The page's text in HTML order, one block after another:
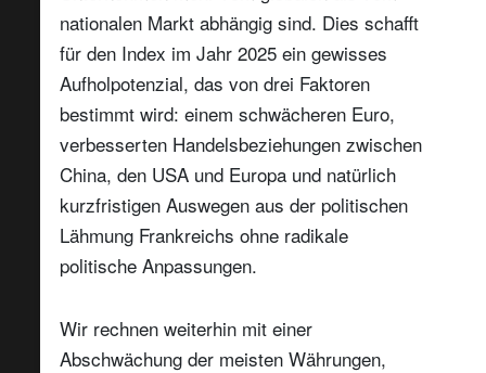
nationalen Markt abhängig sind. Dies schafft
für den Index im Jahr 2025 ein gewisses
Aufholpotenzial, das von drei Faktoren
bestimmt wird: einem schwächeren Euro,
verbesserten Handelsbeziehungen zwischen
China, den USA und Europa und natürlich
kurzfristigen Auswegen aus der politischen
Lähmung Frankreichs ohne radikale
politische Anpassungen.
Wir rechnen weiterhin mit einer
Abschwächung der meisten Währungen,